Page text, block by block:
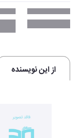
از این نویسنده